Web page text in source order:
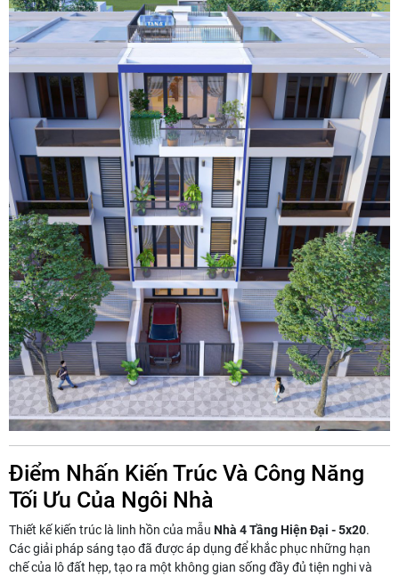
Điểm Nhấn Kiến Trúc Và Công Năng
Tối Ưu Của Ngôi Nhà
Thiết kế kiến trúc là linh hồn của mẫu Nhà 4 Tầng Hiện Đại - 5x20.
Các giải pháp sáng tạo đã được áp dụng để khắc phục những hạn
chế của lô đất hẹp, tạo ra một không gian sống đầy đủ tiện nghi và